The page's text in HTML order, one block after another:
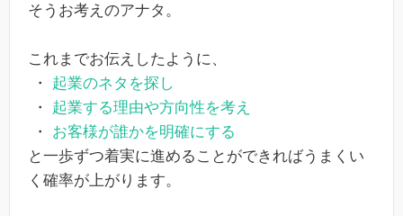
そうお考えのアナタ。
これまでお伝えしたように、
・ 起業のネタを探し
・ 起業する理由や方向性を考え
・ お客様が誰かを明確にする
と一歩ずつ着実に進めることができればうまくい
く確率が上がります。